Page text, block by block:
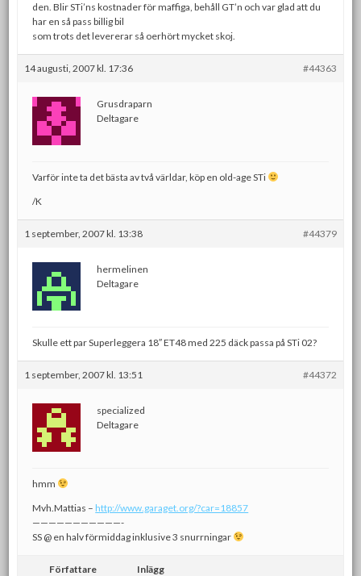
den. Blir STi’ns kostnader för maffiga, behåll GT’n och var glad att du
har en så pass billig bil
som trots det levererar så oerhört mycket skoj.
14 augusti, 2007 kl. 17:36 #44363
Grusdraparn
Deltagare
Varför inte ta det bästa av två världar, köp en old-age STi
/K
1 september, 2007 kl. 13:38 #44379
hermelinen
Deltagare
Skulle ett par Superleggera 18″ ET48 med 225 däck passa på STi 02?
1 september, 2007 kl. 13:51 #44372
specialized
Deltagare
hmm
Mvh.Mattias – http://www.garaget.org/?car=18857
———————————-
SS @ en halv förmiddag inklusive 3 snurrningar
Författare Inlägg